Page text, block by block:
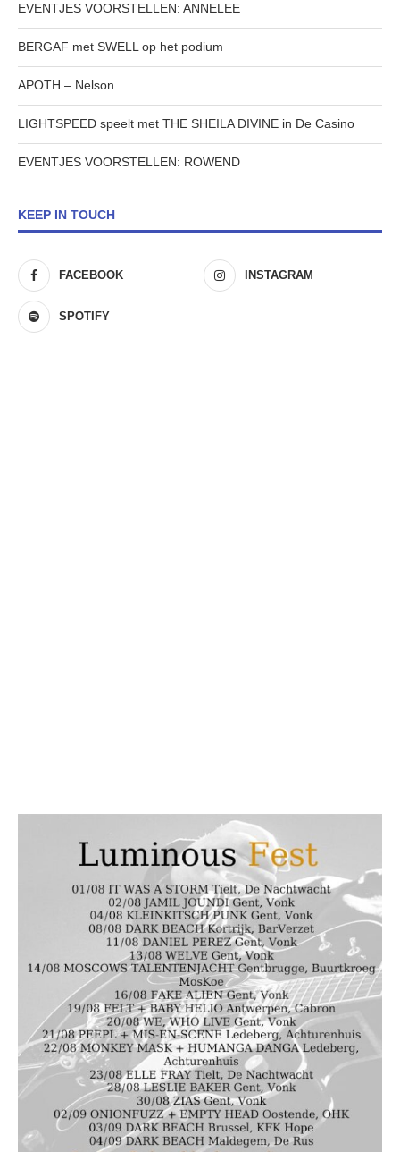
EVENTJES VOORSTELLEN: ANNELEE
BERGAF met SWELL op het podium
APOTH – Nelson
LIGHTSPEED speelt met THE SHEILA DIVINE in De Casino
EVENTJES VOORSTELLEN: ROWEND
KEEP IN TOUCH
FACEBOOK INSTAGRAM
SPOTIFY